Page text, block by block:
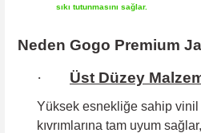
sıkı tutunmasını sağlar.
Neden Gogo Premium
·
Üst Düzey
Yüksek esnekliğe sahip vinil
kıvrımlarına tam uyum